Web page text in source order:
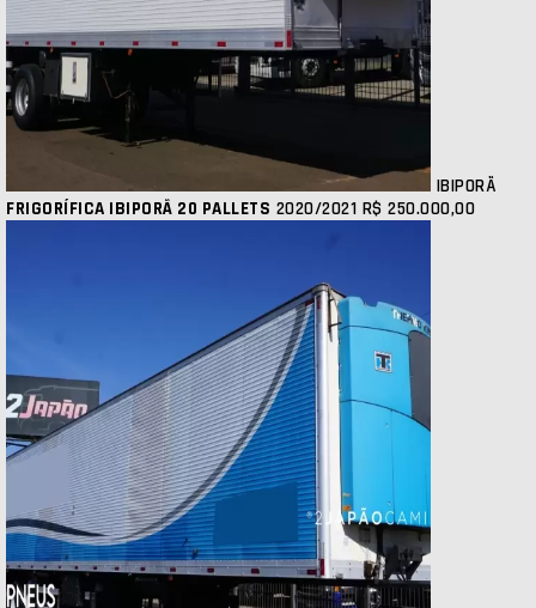
IBIPORÃ
FRIGORÍFICA IBIPORÃ 20 PALLETS 2020/2021 R$ 250.000,00